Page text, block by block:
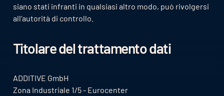
siano stati infranti in qualsiasi altro modo, può rivolgersi
all’autorità di controllo.
Titolare del trattamento dati
ADDITIVE GmbH
Zona Industriale 1/5 - Eurocenter